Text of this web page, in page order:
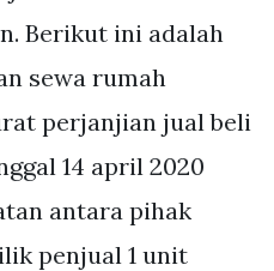
Berikut ini adalah
sewa rumah
perjanjian jual beli
14 april 2020
antara pihak
penjual 1 unit